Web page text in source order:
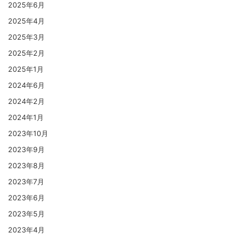
2025年6月
2025年4月
2025年3月
2025年2月
2025年1月
2024年6月
2024年2月
2024年1月
2023年10月
2023年9月
2023年8月
2023年7月
2023年6月
2023年5月
2023年4月